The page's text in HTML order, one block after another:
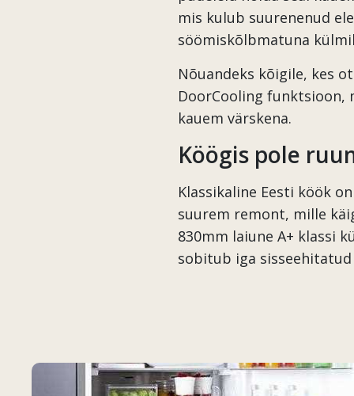
mis kulub suurenenud
söömiskõlbmatuna
Nõuandeks kõigile, kes
DoorCooling funktsioon,
kauem värskena.
Köögis pole
Klassikaline Eesti köök
suurem remont, mille
830mm laiune A+ klassi
sobitub iga